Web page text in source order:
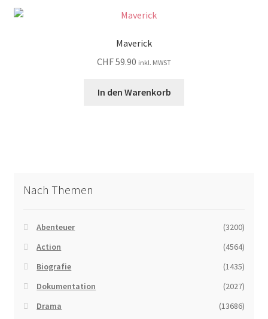
Maverick
CHF59.90 inkl. MWST
In den Warenkorb
Nach Themen
Abenteuer
(3200)
Action
(4564)
Biografie
(1435)
Dokumentation
(2027)
Drama
(13686)